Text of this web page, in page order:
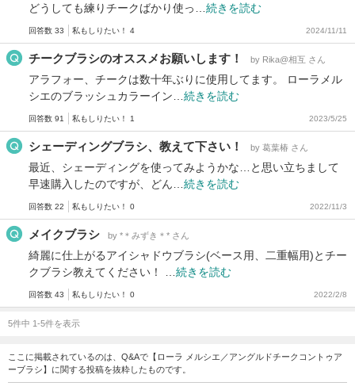
どうしても練りチークばかり使っ… 続きを読む
回答数 33 私もしりたい！ 4 2024/11/11
チークブラシのオススメお願いします！ by Rika@相互 さん
アラフォー、チークは数十年ぶりに使用してます。 ローラメル
シエのブラッシュカラーイン… 続きを読む
回答数 91 私もしりたい！ 1 2023/5/25
シェーディングブラシ、教えて下さい！ by 葛葉椿 さん
最近、シェーディングを使ってみようかな…と思い立ちまして
早速購入したのですが、どん… 続きを読む
回答数 22 私もしりたい！ 0 2022/11/3
メイクブラシ by *＊みずき＊* さん
綺麗に仕上がるアイシャドウブラシ(ベース用、二重幅用)とチー
クブラシ教えてください！ … 続きを読む
回答数 43 私もしりたい！ 0 2022/2/8
5件中 1-5件を表示
ここに掲載されているのは、Q&Aで【ローラ メルシエ／アングルドチークコントゥア
ーブラシ】に関する投稿を抜粋したものです。